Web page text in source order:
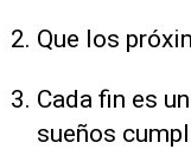
Que los
Cada fin es
sueños